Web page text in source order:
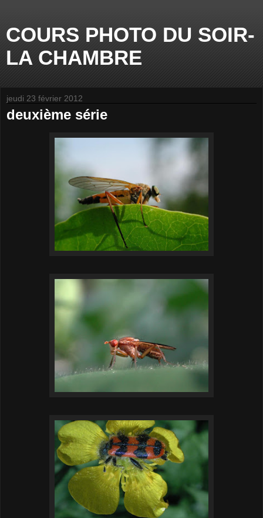
COURS PHOTO DU SOIR-
LA CHAMBRE
jeudi 23 février 2012
deuxième série